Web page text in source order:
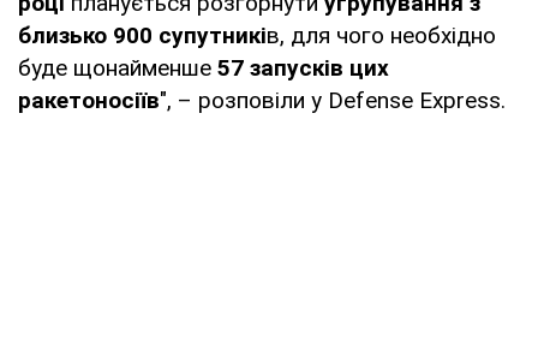
близько 900 супутників, для чого необхідно
буде щонайменше 57 запусків цих
ракетоносіїв", – розповіли у Defense Express.